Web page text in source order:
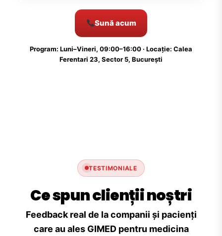
Sună acum
Program: Luni–Vineri, 09:00–16:00 · Locație: Calea
Ferentari 23, Sector 5, București
TESTIMONIALE
Ce spun clienții noștri
Feedback real de la companii și pacienți
care au ales GIMED pentru medicina